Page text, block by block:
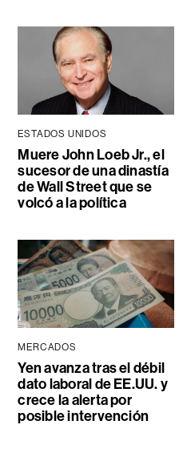
ESTADOS UNIDOS
Muere John Loeb Jr., el
sucesor de una dinastía
de Wall Street que se
volcó a la política
MERCADOS
Yen avanza tras el débil
dato laboral de EE.UU. y
crece la alerta por
posible intervención